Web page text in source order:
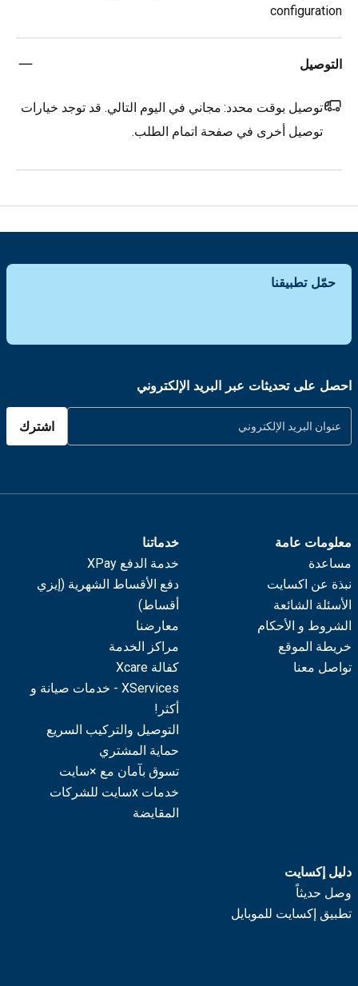
configuration
التوصيل
توصيل بوقت محدد: مجاني في اليوم التالي. قد توجد خيارات
توصيل أخرى في صفحة اتمام الطلب.
حمّل تطبيقنا
احصل على تحديثات عبر البريد الإلكتروني
اشترك
معلومات عامة
مساعدة
نبذة عن اكسايت
الأسئلة الشائعة
الشروط و الأحكام
خريطة الموقع
تواصل معنا
خدماتنا
خدمة الدفع XPay
دفع الأقساط الشهرية (إيزي
أقساط)
معارضنا
مراكز الخدمة
كفالة Xcare
XServices - خدمات صيانة و
أكثر!
التوصيل والتركيب السريع
حماية المشتري
تسوق بآمان مع ×سايت
خدمات xسايت للشركات
المقايضة
دليل إكسايت
وصل حديثاً
تطبيق إكسايت للموبايل